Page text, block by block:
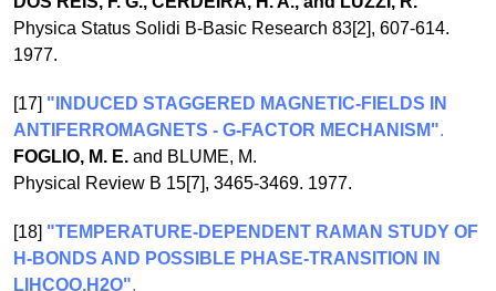
Physica Status Solidi B-Basic Research 83[2], 607-614.
1977.
[17] "INDUCED STAGGERED MAGNETIC-FIELDS IN
ANTIFERROMAGNETS - G-FACTOR MECHANISM".
FOGLIO, M. E. and BLUME, M.
Physical Review B 15[7], 3465-3469. 1977.
[18] "TEMPERATURE-DEPENDENT RAMAN STUDY OF
H-BONDS AND POSSIBLE PHASE-TRANSITION IN
LIHCOO.H2O".